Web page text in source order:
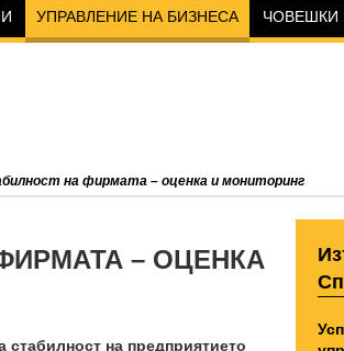
УПРАВЛЕНИЕ НА БИЗНЕСА ЧОВЕШКИ
на фирмата – оценка и мониторинг
– ОЦЕНКА
стабилност на предприятието